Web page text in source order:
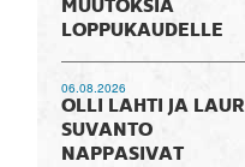
MUUTOKSIA
LOPPUKAUDELLE
06.08.2026
OLLI LAHTI JA
SUVANTO
NAPPASIVAT